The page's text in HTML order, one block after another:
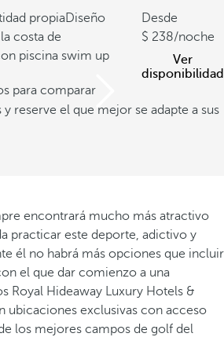
propiaDiseño
costa de
piscina swim up
Desde
238/noche
Ver
disponibilidad
para comparar
reserve el que mejor se adapte a sus
encontrará mucho más atractivo
practicar este deporte, adictivo y
él no habrá más opciones que incluir
el que dar comienzo a una
Royal Hideaway Luxury Hotels &
ubicaciones exclusivas con acceso
los mejores campos de golf del